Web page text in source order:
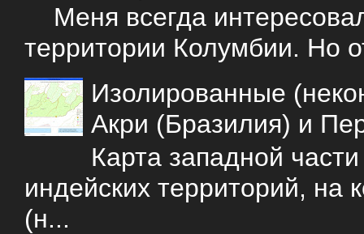
Меня всегда
территории Колумбии. Но
Изолированные
Акри (Бразилия) и
Карта западной
индейских территорий, на
(н...